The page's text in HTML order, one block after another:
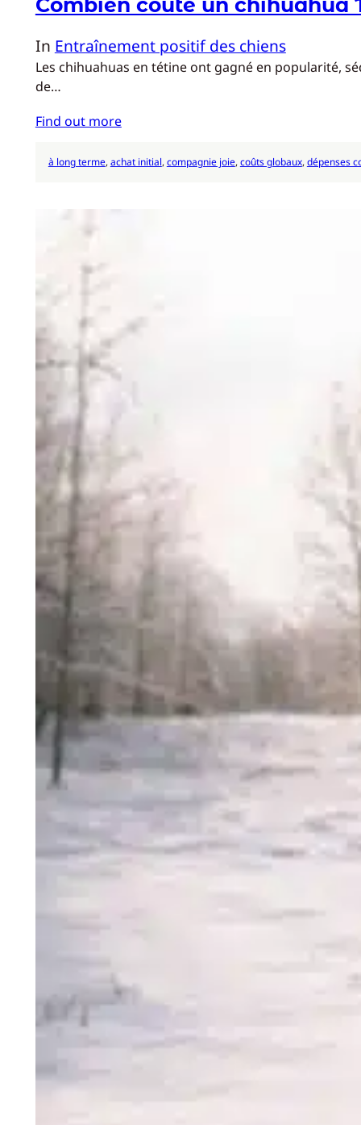
Combien coûte un chihuahua
In Entraînement positif des chiens
Les chihuahuas en tétine ont gagné en popularité,
de…
Find out more
à long terme, achat initial, compagnie joie, coûts globaux, dépenses